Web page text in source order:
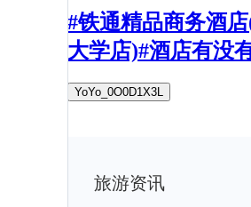
#铁通精品商务酒
大学店)#酒店有没
YoYo_0O0D1X3L
旅游资讯